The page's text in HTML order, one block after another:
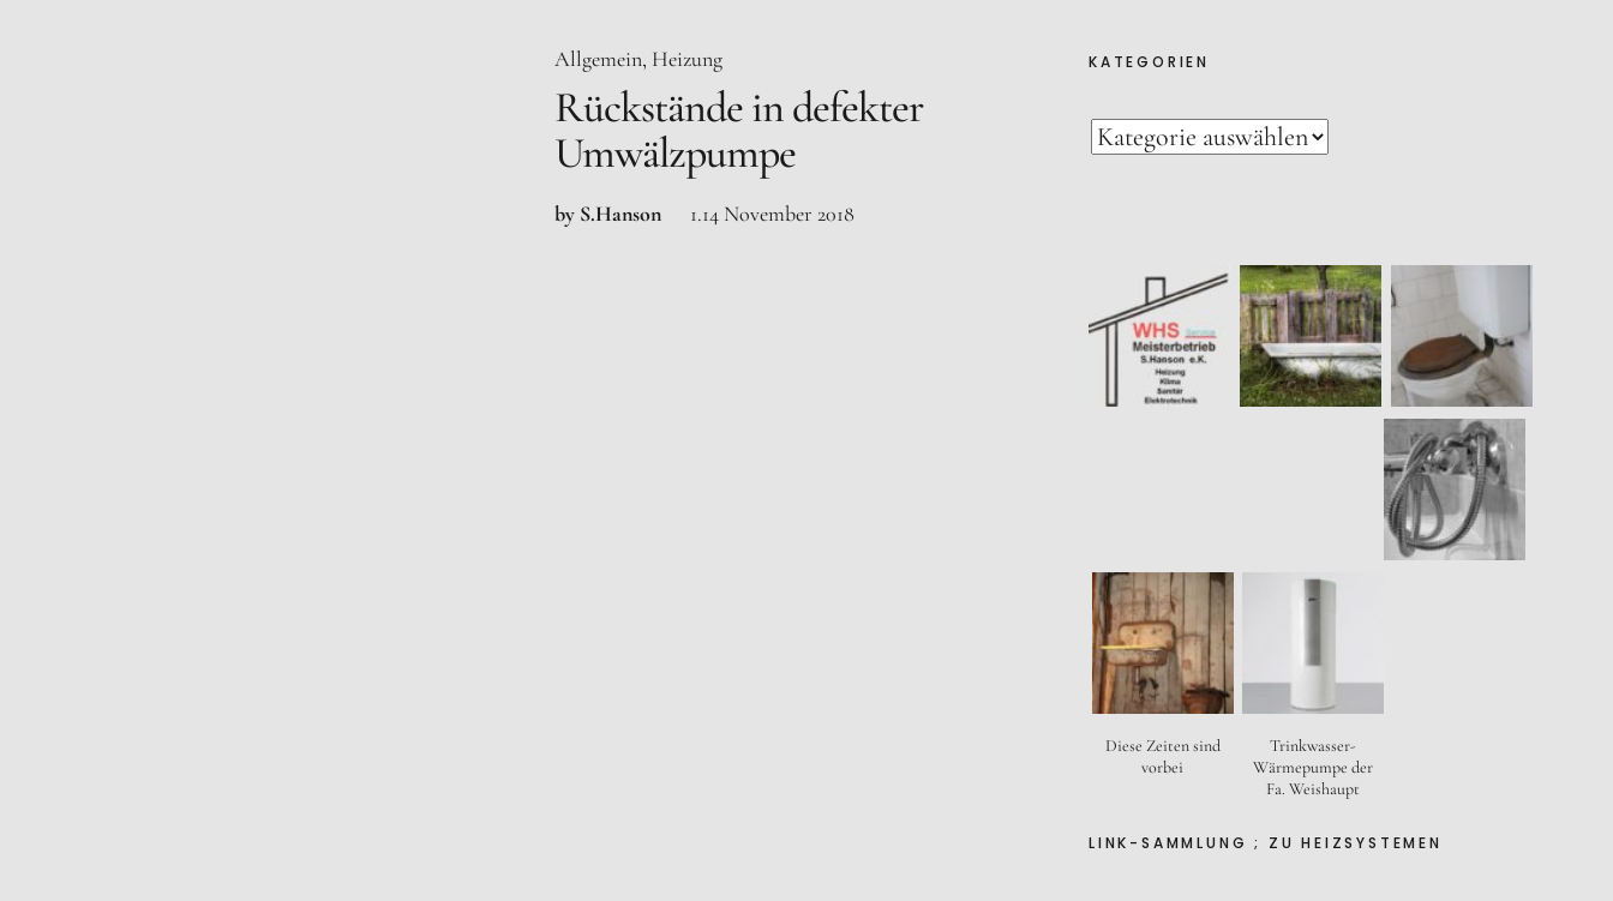
Allgemein Heizung
Rückstände in defekter
Umwälzpumpe
by S.Hanson 1.14 November 2018
KATEGORIEN
Diese Zeiten sind
vorbei
Trinkwasser-
Wärmepumpe der
Fa. Weishaupt
LINK-SAMMLUNG ; ZU HEIZSYSTEMEN